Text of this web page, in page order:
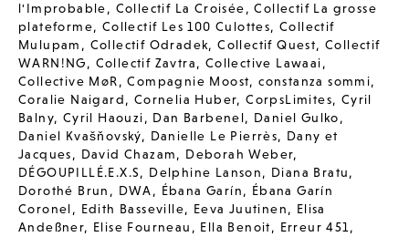
l'Improbable, Collectif La Croisée,Collectif La grosse
plateforme, Collectif Les 100 Culottes,Collectif
Mulupam , Collectif Odradek,Collectif Quest,Collectif
WARN!NG, Collectif Zavtra, Collective Lawaai,
Collective MøR,Compagnie Moost,constanza sommi,
Coralie Naigard, Cornelia Huber,CorpsLimites, Cyril
Balny, Cyril Haouzi, Dan Barbenel, Daniel Gulko,
Daniel Kvašňovský, Danielle Le Pierrès, Dany et
Jacques, David Chazam, Deborah Weber,
DÉGOUPILLÉ.E.X.S, Delphine Lanson, Diana Bratu,
Dorothé Brun , DWA, Ébana Garín, Ébana Garín
Coronel, Edith Basseville, Eeva Juutinen, Elisa
Andeßner, Elise Fourneau , Ella Benoit, Erreur 451,